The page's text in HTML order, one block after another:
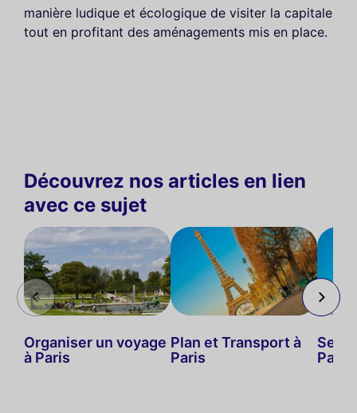
manière ludique et écologique de visiter la capitale
tout en profitant des aménagements mis en place.
Découvrez nos articles en lien
avec ce sujet
Organiser un voyage
à Paris
Plan et Transport à
Paris
Se
Paris